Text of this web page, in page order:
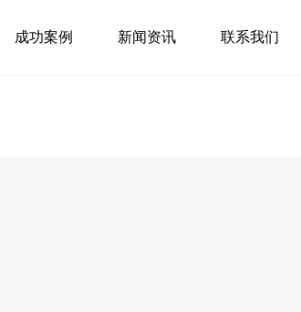
成功案例 新闻资讯 联系我们